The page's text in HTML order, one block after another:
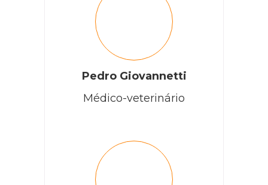
Pedro Giovannetti
Médico-veterinário